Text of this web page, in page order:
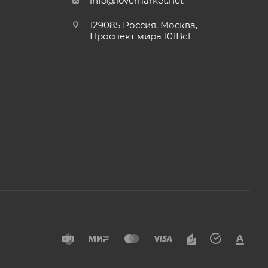
129085 Россия, Москва,
Проспект мира 101Вс1